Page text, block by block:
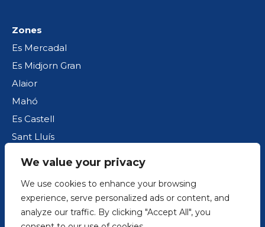
We value your privacy
We use cookies to enhance your browsing
experience, serve personalized ads or content, and
analyze our traffic. By clicking "Accept All", you
Zones
Es Mercadal
Es Midjorn Gran
Alaior
Mahó
Es Castell
Sant Lluís
Politique de cookies
Avis juridique
Politique de confidentialité